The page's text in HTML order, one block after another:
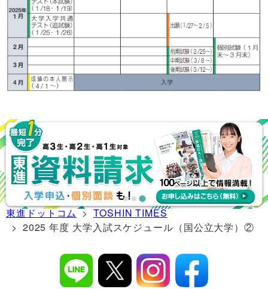
東進ドットコム>TOSHIN TIMES
> 2025 年度 大学入試スケジュール（国公立大学）②